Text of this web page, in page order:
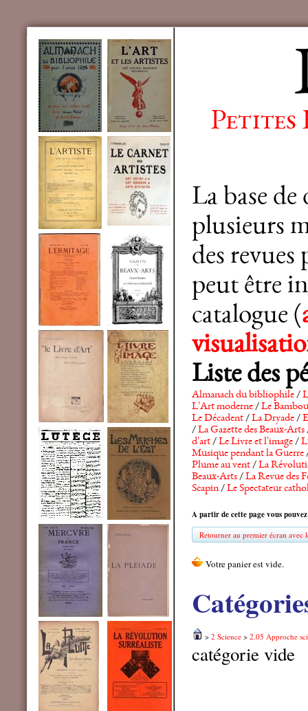
Petites
La base
plusieurs
des revues
peut être
catalogue (
Liste des
Almanach du bibliophile/
L'Art moderne/Le Bambou
Le Décadent/La Dryade/
/La Gazette des Beaux-Arts
d'art/Le Livre et l'image/
Musique pendant la Guerre
Plume au vent/La
Beaux-Arts/La Revue des
Scapin/Le Spectateur
A partir de cette page vous
Retourner au premier écran avec
> 2 Science > 2.05 Approche
catégorie vide